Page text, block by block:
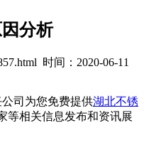
分析
时间：2020-06-11
司为您免费提供湖北不锈
等相关信息发布和资讯展